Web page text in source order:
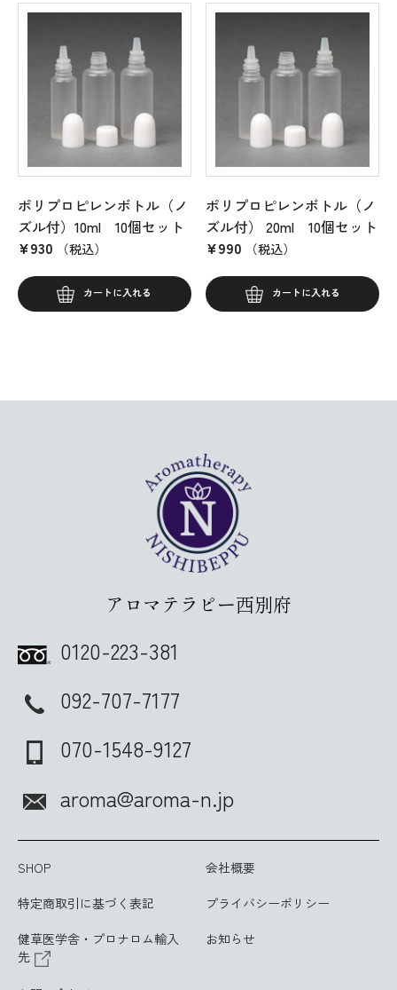
ポリプロピレンボトル（ノ
ズル付）10ml 10個セット
¥930 （税込）
カートに入れる
ポリプロピレンボトル（ノ
ズル付） 20ml 10個セット
¥990 （税込）
カートに入れる
アロマテラピー西別府
0120-223-381
092-707-7177
070-1548-9127
aroma@aroma-n.jp
SHOP
会社概要
特定商取引に基づく表記
プライバシーポリシー
健草医学舎・プロナロム輸入
先
お知らせ